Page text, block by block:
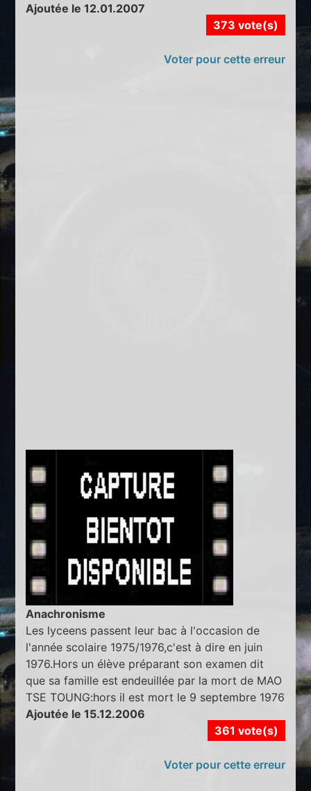
Ajoutée le 12.01.2007
373 vote(s)
Voter pour cette erreur
Anachronisme
Les lyceens passent leur bac à l'occasion de
l'année scolaire 1975/1976,c'est à dire en juin
1976.Hors un élève préparant son examen dit
que sa famille est endeuillée par la mort de MAO
TSE TOUNG:hors il est mort le 9 septembre 1976
Ajoutée le 15.12.2006
361 vote(s)
Voter pour cette erreur